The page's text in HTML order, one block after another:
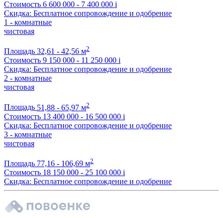
Стоимость 6 600 000 - 7 400 000 i
Скидка: Бесплатное сопровождение и одобрение
1 - комнатные
чистовая
Площадь 32,61 - 42,56 м2
Стоимость 9 150 000 - 11 250 000 i
Скидка: Бесплатное сопровождение и одобрение
2 - комнатные
чистовая
Площадь 51,88 - 65,97 м2
Стоимость 13 400 000 - 16 500 000 i
Скидка: Бесплатное сопровождение и одобрение
3 - комнатные
чистовая
Площадь 77,16 - 106,69 м2
Стоимость 18 150 000 - 25 100 000 i
Скидка: Бесплатное сопровождение и одобрение